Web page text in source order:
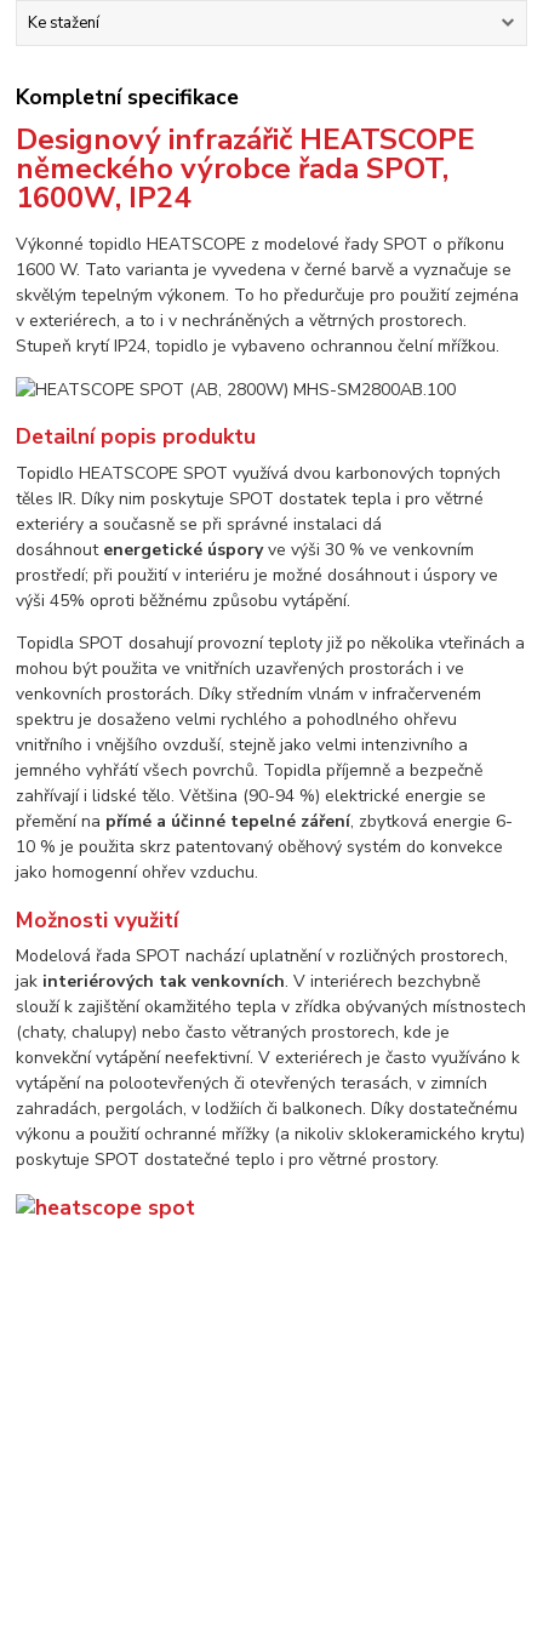
Ke stažení
Kompletní specifikace
Designový infrazářič HEATSCOPE
německého výrobce řada SPOT,
1600W, IP24
Výkonné topidlo HEATSCOPE z modelové řady SPOT o příkonu
1600 W. Tato varianta je vyvedena v černé barvě a vyznačuje se
skvělým tepelným výkonem. To ho předurčuje pro použití zejména
v exteriérech, a to i v nechráněných a větrných prostorech.
Stupeň krytí IP24, topidlo je vybaveno ochrannou čelní mřížkou.
Detailní popis produktu
Topidlo HEATSCOPE SPOT využívá dvou karbonových topných
těles IR. Díky nim poskytuje SPOT dostatek tepla i pro větrné
exteriéry a současně se při správné instalaci dá
dosáhnout energetické úsporyve výši 30 % ve venkovním
prostředí; při použití v interiéru je možné dosáhnout i úspory ve
výši 45% oproti běžnému způsobu vytápění.
Topidla SPOT dosahují provozní teploty již po několika vteřinách a
mohou být použita ve vnitřních uzavřených prostorách i ve
venkovních prostorách. Díky středním vlnám v infračerveném
spektru je dosaženo velmi rychlého a pohodlného ohřevu
vnitřního i vnějšího ovzduší, stejně jako velmi intenzivního a
jemného vyhřátí všech povrchů. Topidla příjemně a bezpečně
zahřívají i lidské tělo. Většina (90-94 %) elektrické energie se
přemění na přímé a účinné tepelné záření, zbytková energie 6-
10 % je použita skrz patentovaný oběhový systém do konvekce
jako homogenní ohřev vzduchu.
Možnosti využití
Modelová řada SPOT nachází uplatnění v rozličných prostorech,
jak interiérových tak venkovních. V interiérech bezchybně
slouží k zajištění okamžitého tepla v zřídka obývaných místnostech
(chaty, chalupy) nebo často větraných prostorech, kde je
konvekční vytápění neefektivní. V exteriérech je často využíváno k
vytápění na polootevřených či otevřených terasách, v zimních
zahradách, pergolách, v lodžiích či balkonech. Díky dostatečnému
výkonu a použití ochranné mřížky (a nikoliv sklokeramického krytu)
poskytuje SPOT dostatečné teplo i pro větrné prostory.